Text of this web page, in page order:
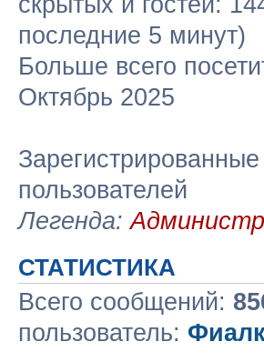
последние 5 минут)
Больше всего
Октябрь 2025
пользователей
Легенда:
СТАТИСТИКА
Всего сообщений:
пользователь: